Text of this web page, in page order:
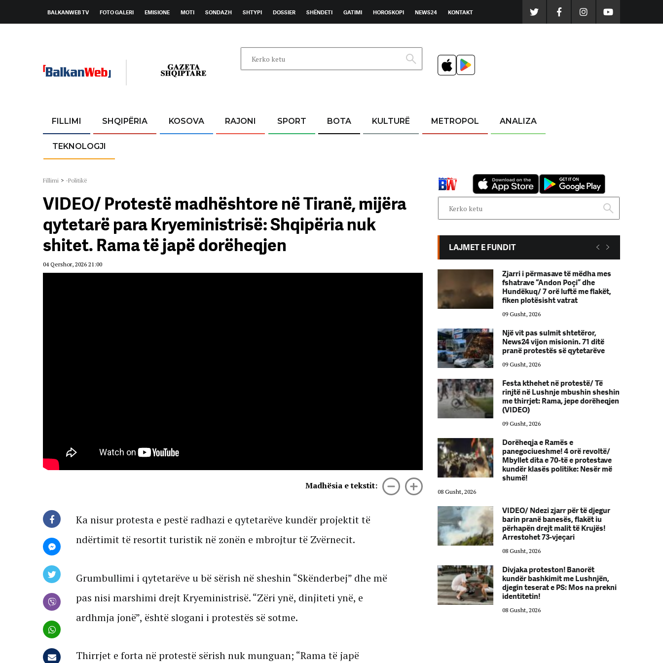
BALKANWEB TV FOTO GALERI EMISIONE MOTI SONDAZH SHTYPI DOSSIER SHËNDETI GATIMI HOROSKOPI NEWS24 KONTAKT
FILLIMI SHQIPËRIA KOSOVA RAJONI SPORT BOTA KULTURË METROPOL ANALIZA
TEKNOLOGJI
Fillimi > -Politikë
VIDEO/ Protestë madhështore në Tiranë, mijëra
qytetarë para Kryeministrisë: Shqipëria nuk
shitet. Rama të japë dorëheqjen
04 Qershor, 2026 21:00
Madhësia e tekstit:
Ka nisur protesta e pestë radhazi e qytetarëve kundër projektit të
ndërtimit të resortit turistik në zonën e mbrojtur të Zvërnecit.
Grumbullimi i qytetarëve u bë sërish në sheshin “Skënderbej” dhe më
pas nisi marshimi drejt Kryeministrisë. “Zëri ynë, dinjiteti ynë, e
ardhmja jonë”, është slogani i protestës së sotme.
Thirrjet e forta në protestë sërish nuk munguan; “Rama të japë
LAJMET E FUNDIT
Zjarri i përmasave të mëdha mes
kundër klasës politike: Nesër më
barin pranë banesës, flakët iu
përhapën drejt malit të Krujës!
Arrestohet 73-vjeçari
kundër bashkimit me Lushnjën,
identitetin!
Zjarri i përmasave të mëdha mes
fshatrave “Andon Poçi” dhe
Hundëkuq/ 7 orë luftë me flakët,
fiken plotësisht vatrat
09 Gusht, 2026
Një vit pas sulmit shtetëror,
News24 vijon misionin. 71 ditë
pranë protestës së qytetarëve
09 Gusht, 2026
Festa kthehet në protestë/ Të
rinjtë në Lushnje mbushin sheshin
me thirrjet: Rama, jepe dorëheqjen
(VIDEO)
09 Gusht, 2026
Dorëheqja e Ramës e
panegociueshme! 4 orë revoltë/
Mbyllet dita e 70-të e protestave
kundër klasës politike: Nesër më
shumë!
08 Gusht, 2026
VIDEO/ Ndezi zjarr për të djegur
barin pranë banesës, flakët iu
përhapën drejt malit të Krujës!
Arrestohet 73-vjeçari
08 Gusht, 2026
Divjaka proteston! Banorët
kundër bashkimit me Lushnjën,
djegin teserat e PS: Mos na prekni
identitetin!
08 Gusht, 2026